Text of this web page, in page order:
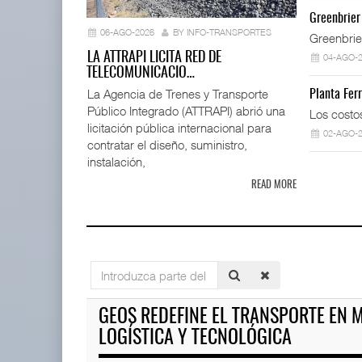
06-AGO-2026 BY INFO-TRANSPORTES
LA ATTRAPI LICITA RED DE
TELECOMUNICACIO…
La Agencia de Trenes y Transporte
Público Integrado (ATTRAPI) abrió una
licitación pública internacional para
contratar el diseño, suministro,
instalación,
READ MORE
04-AGO-
Planta
Los
02-AGO-
Introduzca
parte
del
título
GEOS REDEFINE EL TRANSPORTE EN
LOGÍSTICA Y TECNOLÓGICA
TMAZ eleva 77% movimiento de
carga suelta y s ...
05 AGO 2026
EE.UU. plantea nuevas
restricciones para trip ...
05 AGO 2026
IT-
06 AGO
06 AGO 2026
IT-ANÁLISIS: Volaris abrirá
06 AGO 2026